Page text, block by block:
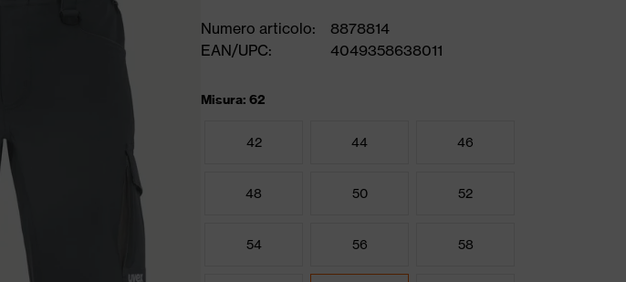
Numero articolo:
8878814
EAN/UPC:
4049358638011
Misura: 62
42 44 46
48 50 52
54 56 58